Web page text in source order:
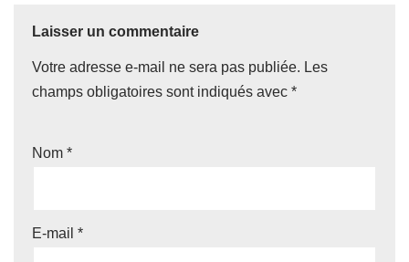
Laisser un commentaire
Votre adresse e-mail ne sera pas publiée. Les
champs obligatoires sont indiqués avec *
Nom *
E-mail *